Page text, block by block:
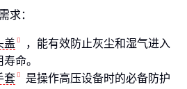
求：
盖
，能有效防止灰尘和湿气进入
命。
套
是操作高压设备时的必备防护